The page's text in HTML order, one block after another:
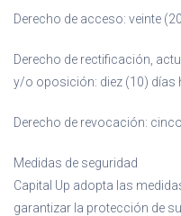
Derecho de acceso: veinte
Derecho de rectificación,
y/o oposición: diez (10) días
Derecho de revocación:
Medidas de seguridad
Capital Up adopta las
garantizar la protección de